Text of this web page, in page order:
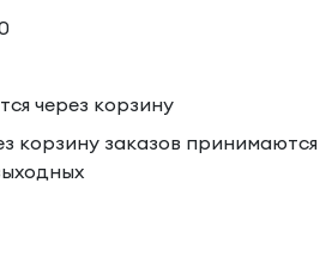
через корзину
корзину заказов принимаются